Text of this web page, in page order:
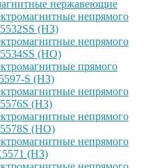
нержавеющие
непрямого
(НЗ)
непрямого
(НО)
прямого
S (НЗ)
непрямого
(НЗ)
непрямого
(НО)
непрямого
(НЗ)